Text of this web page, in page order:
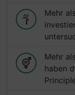
Mehr
Mehr
haben